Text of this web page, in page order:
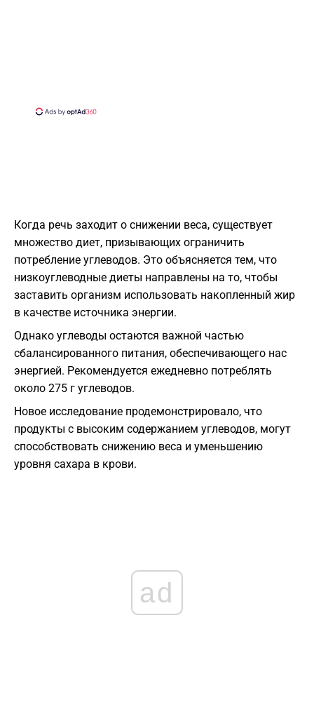
Когда речь заходит о снижении веса, существует
множество диет, призывающих ограничить
потребление углеводов. Это объясняется тем, что
низкоуглеводные диеты направлены на то, чтобы
заставить организм использовать накопленный жир
в качестве источника энергии.
Однако углеводы остаются важной частью
сбалансированного питания, обеспечивающего нас
энергией. Рекомендуется ежедневно потреблять
около 275 г углеводов.
Новое исследование продемонстрировало, что
продукты с высоким содержанием углеводов, могут
способствовать снижению веса и уменьшению
уровня сахара в крови.
ad